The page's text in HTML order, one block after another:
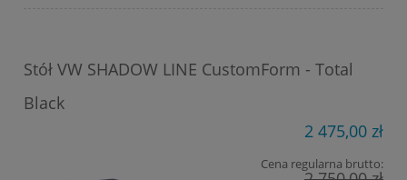
Stół VW SHADOW LINE CustomForm - Total
Black
2 475,00 zł
Cena regularna brutto: